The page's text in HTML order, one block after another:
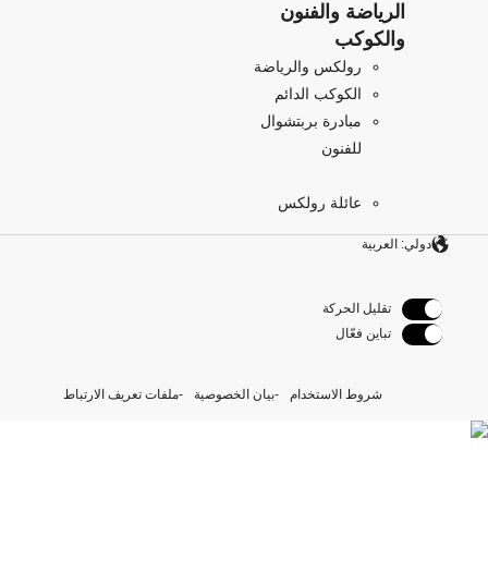
الرياضة والفنون
والكوكب
رولكس والرياضة
الكوكب الدائم
مبادرة بربتشوال
للفنون
عائلة رولكس
دولي: العربية
تقليل الحركة
تباين فعّال
شروط الاستخدام بيان الخصوصية ملفات تعريف الارتباط